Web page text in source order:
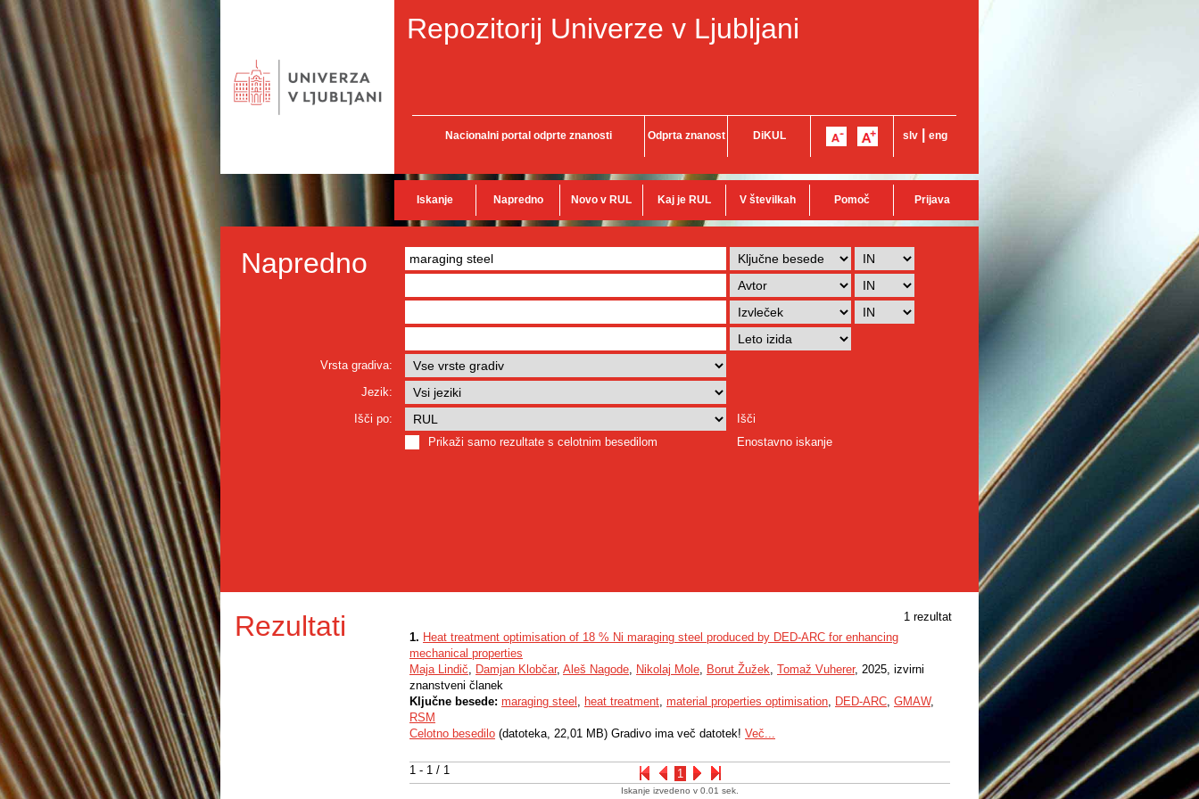
Repozitorij Univerze v Ljubljani
Nacionalni portal odprte znanosti Odprta znanost DiKUL slv eng
Iskanje Napredno Novo v RUL Kaj je RUL V številkah Pomoč Prijava
Napredno
Vrsta gradiva:
Jezik:
Išči po:
Išči
Prikaži samo rezultate s celotnim besedilom
Enostavno iskanje
Rezultati 1 rezultat
1 - 1 / 1 1
1. Heat treatment optimisation of 18 % Ni maraging steel produced by DED-ARC for enhancing
mechanical properties
Maja Lindič, Damjan Klobčar, Aleš Nagode, Nikolaj Mole, Borut Žužek, Tomaž Vuherer, 2025, izvirni
znanstveni članek
Ključne besede: maraging steel , heat treatment, material properties optimisation, DED-ARC, GMAW,
RSM
Celotno besedilo (datoteka, 22,01 MB) Gradivo ima več datotek! Več...
Iskanje izvedeno v 0.01 sek.